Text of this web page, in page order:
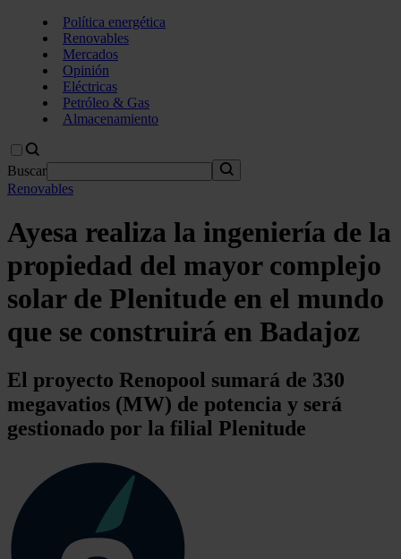
Política energética
Renovables
Mercados
Opinión
Eléctricas
Petróleo & Gas
Almacenamiento
Buscar
Renovables
Ayesa realiza la ingeniería de la
propiedad del mayor complejo
solar de Plenitude en el mundo
que se construirá en Badajoz
El proyecto Renopool sumará de 330
megavatios (MW) de potencia y será
gestionado por la filial Plenitude